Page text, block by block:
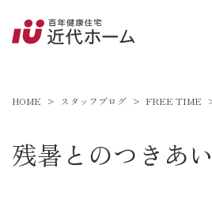
HOME スタッフブログ FREE TIME
残暑とのつきあい